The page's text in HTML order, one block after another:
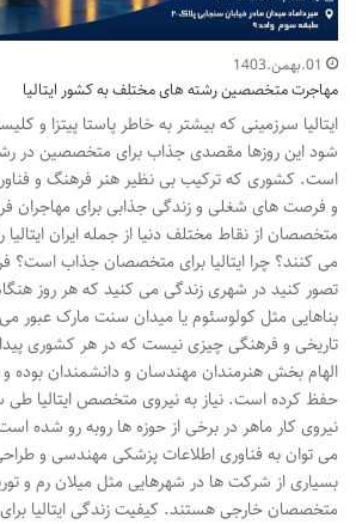
01.بهمن.1403
مهاجرت متخصصین رشته های مختلف به کشور ایتالیا
ایتالیا سرزمینی که بیشتر به خاطر پاستا پیتزا و
شود این روزها مقصدی جذاب برای متخصصین در
است. کشوری که ترکیب بی نظیر هنر فرهنگ و
و فرصت های شغلی و زندگی جذابی برای مهاجران
متخصصان از نقاط مختلف دنیا از جمله ایران ایتالیا
می کنند؟ چرا ایتالیا برای متخصصان جذاب است؟
تصور کنید در شهری زندگی می کنید که هر روز
بناهایی مثل کولوسئوم یا میدان سنت مارک عبور
تاریخی و فرهنگی چیزی نیست که در هر کشوری پیدا
الهام بخش هنرمندان مهندسان و دانشمندان بوده
حفظ کرده است. نیاز به نیروی متخصص ایتالیا طی
نیروی کار ماهر در برخی از حوزه ها روبه رو شده
می توان به فناوری اطلاعات پزشکی مهندسی و
بسیاری از شرکت ها در شهرهایی مثل میلان رم و
متخصصان خارجی هستند. کیفیت زندگی ایتالیا